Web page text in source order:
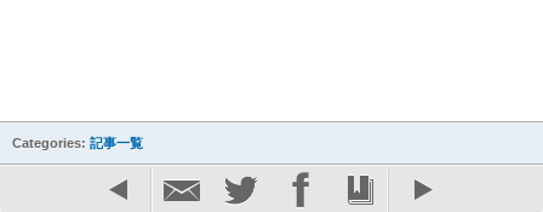
Categories: 記事一覧